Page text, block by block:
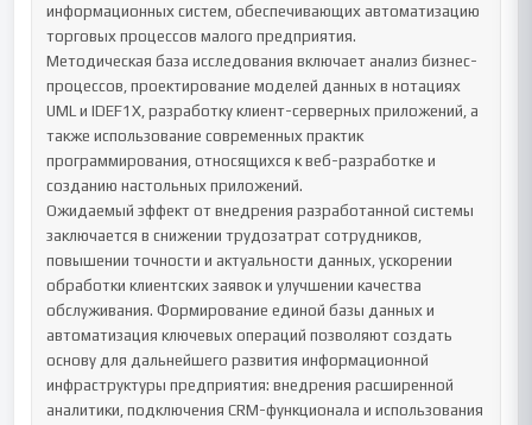
информационных систем, обеспечивающих автоматизацию
торговых процессов малого предприятия.
Методическая база исследования включает анализ бизнес-
процессов, проектирование моделей данных в нотациях
UML и IDEF1X, разработку клиент-серверных приложений, а
также использование современных практик
программирования, относящихся к веб-разработке и
созданию настольных приложений.
Ожидаемый эффект от внедрения разработанной системы
заключается в снижении трудозатрат сотрудников,
повышении точности и актуальности данных, ускорении
обработки клиентских заявок и улучшении качества
обслуживания. Формирование единой базы данных и
автоматизация ключевых операций позволяют создать
основу для дальнейшего развития информационной
инфраструктуры предприятия: внедрения расширенной
аналитики, подключения CRM-функционала и использования